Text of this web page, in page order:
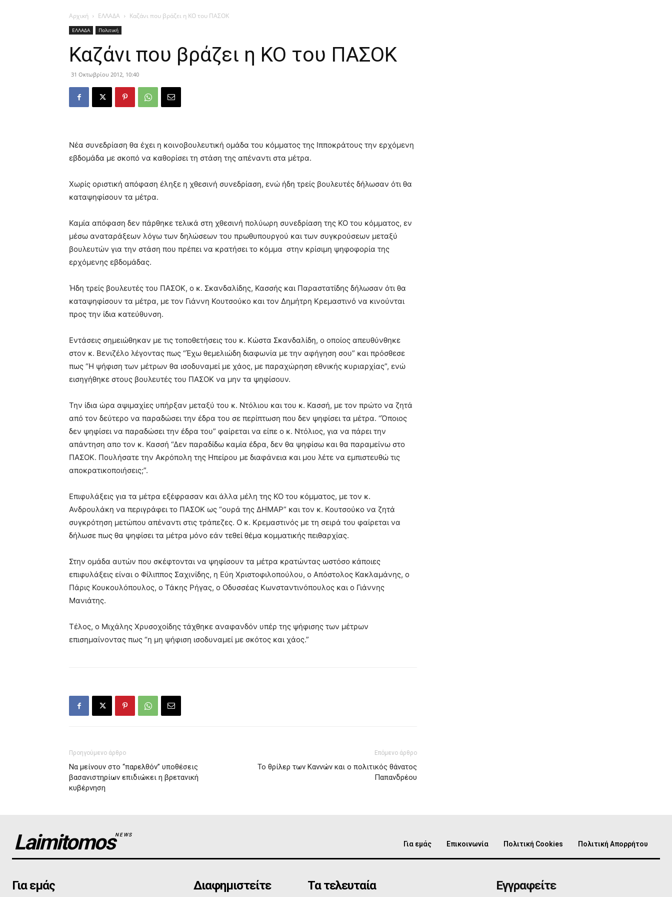
Αρχική ΕΛΛΑΔΑ Καζάνι που βράζει η ΚΟ του ΠΑΣΟΚ
ΕΛΛΑΔΑ Πολιτική
Καζάνι που βράζει η ΚΟ του ΠΑΣΟΚ
31 Οκτωβρίου 2012, 10:40
Νέα συνεδρίαση θα έχει η κοινοβουλευτική ομάδα του κόμματος της Ιπποκράτους την ερχόμενη
εβδομάδα με σκοπό να καθορίσει τη στάση της απέναντι στα μέτρα.
Χωρίς οριστική απόφαση έληξε η χθεσινή συνεδρίαση, ενώ ήδη τρείς βουλευτές δήλωσαν ότι θα
καταψηφίσουν τα μέτρα.
Καμία απόφαση δεν πάρθηκε τελικά στη χθεσινή πολύωρη συνεδρίαση της ΚΟ του κόμματος, εν
μέσω αναταράξεων λόγω των δηλώσεων του πρωθυπουργού και των συγκρούσεων μεταξύ
βουλευτών για την στάση που πρέπει να κρατήσει το κόμμα στην κρίσιμη ψηφοφορία της
ερχόμενης εβδομάδας.
Ήδη τρείς βουλευτές του ΠΑΣΟΚ, ο κ. Σκανδαλίδης, Κασσής και Παραστατίδης δήλωσαν ότι θα
καταψηφίσουν τα μέτρα, με τον Γιάννη Κουτσούκο και τον Δημήτρη Κρεμαστινό να κινούνται
προς την ίδια κατεύθυνση.
Εντάσεις σημειώθηκαν με τις τοποθετήσεις του κ. Κώστα Σκανδαλίδη, ο οποίος απευθύνθηκε
στον κ. Βενιζέλο λέγοντας πως “Έχω θεμελιώδη διαφωνία με την αφήγηση σου” και πρόσθεσε
πως “Η ψήφιση των μέτρων θα ισοδυναμεί με χάος, με παραχώρηση εθνικής κυριαρχίας”, ενώ
εισηγήθηκε στους βουλευτές του ΠΑΣΟΚ να μην τα ψηφίσουν.
Την ίδια ώρα αψιμαχίες υπήρξαν μεταξύ του κ. Ντόλιου και του κ. Κασσή, με τον πρώτο να ζητά
από τον δεύτερο να παραδώσει την έδρα του σε περίπτωση που δεν ψηφίσει τα μέτρα. “Όποιος
δεν ψηφίσει να παραδώσει την έδρα του” φαίρεται να είπε ο κ. Ντόλιος, για να πάρει την
απάντηση απο τον κ. Κασσή “Δεν παραδίδω καμία έδρα, δεν θα ψηφίσω και θα παραμείνω στο
ΠΑΣΟΚ. Πουλήσατε την Ακρόπολη της Ηπείρου με διαφάνεια και μου λέτε να εμπιστευθώ τις
αποκρατικοποιήσεις;”.
Επιφυλάξεις για τα μέτρα εξέφρασαν και άλλα μέλη της ΚΟ του κόμματος, με τον κ.
Ανδρουλάκη να περιγράφει το ΠΑΣΟΚ ως “ουρά της ΔΗΜΑΡ” και τον κ. Κουτσούκο να ζητά
συγκρότηση μετώπου απέναντι στις τράπεζες. Ο κ. Κρεμαστινός με τη σειρά του φαίρεται να
δήλωσε πως θα ψηφίσει τα μέτρα μόνο εάν τεθεί θέμα κομματικής πειθαρχίας.
Στην ομάδα αυτών που σκέφτονται να ψηφίσουν τα μέτρα κρατώντας ωστόσο κάποιες
επιφυλάξεις είναι ο Φίλιππος Σαχινίδης, η Εύη Χριστοφιλοπούλου, ο Απόστολος Κακλαμάνης, ο
Πάρις Κουκουλόπουλος, ο Τάκης Ρήγας, ο Οδυσσέας Κωνσταντινόπουλος και ο Γιάννης
Μανιάτης.
Τέλος, ο Μιχάλης Χρυσοχοίδης τάχθηκε αναφανδόν υπέρ της ψήφισης των μέτρων
επισημαίνοντας πως “η μη ψήφιση ισοδυναμεί με σκότος και χάος.”
Προηγούμενο άρθρο
Να μείνουν στο “παρελθόν” υποθέσεις
βασανιστηρίων επιδιώκει η βρετανική
κυβέρνηση
Επόμενο άρθρο
Το θρίλερ των Καννών και ο πολιτικός θάνατος
Παπανδρέου
LaimitomosNEWS
Για εμάς Επικοινωνία Πολιτική Cookies Πολιτική Απορρήτου
Για εμάς Διαφημιστείτε Τα τελευταία Εγγραφείτε